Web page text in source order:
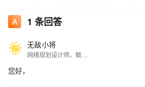
1 条回答
无敌小将
您好，